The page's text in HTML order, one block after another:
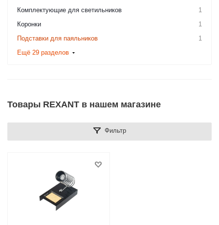
Комплектующие для светильников
1
Коронки
1
Подставки для паяльников
1
Ещё 29 разделов
Товары REXANT в нашем магазине
Фильтр